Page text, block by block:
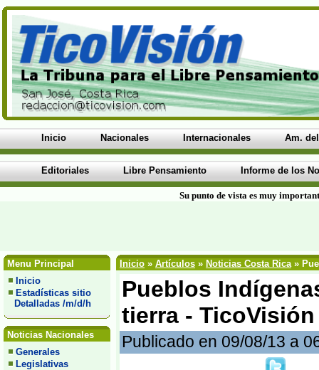
Inicio Nacionales Internacionales Am.
Editoriales Libre Pensamiento Informe de los
Su punto de vista es muy
Menu Principal
Inicio
Estadísticas sitio
Detalladas /m/d/h
Noticias Nacionales
Generales
Legislativas
Inicio » Artículos » Noticias Costa Rica»
Pueblos
tierra - TicoVisión
Publicado en 09/08/13 a